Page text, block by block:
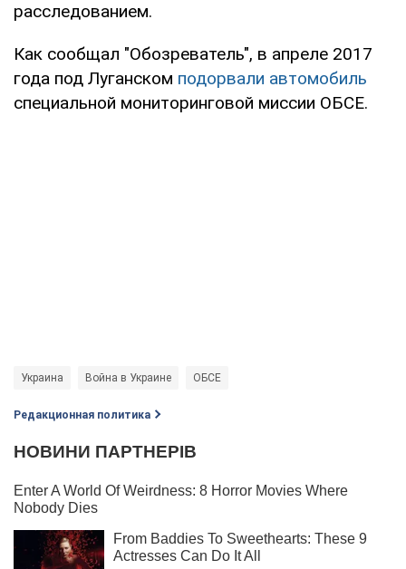
расследованием.
Как сообщал "Обозреватель", в апреле 2017
года под Луганском подорвали автомобиль
специальной мониторинговой миссии ОБСЕ.
Украина Война в Украине ОБСЕ
Редакционная политика